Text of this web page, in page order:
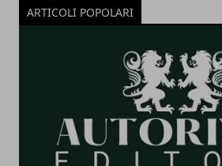
ARTICOLI POPOLARI